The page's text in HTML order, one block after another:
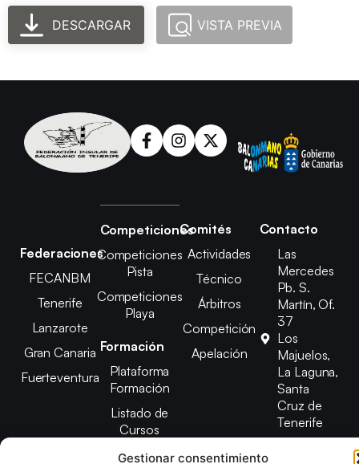
Gestionar consentimiento
DESCARGAR VISTA PREVIA
Federaciones
FECANBM
Tenerife
Lanzarote
Gran Canaria
Fuerteventura
Competiciones
Competiciones
Pista
Competiciones
Playa
Formación
Plataforma
Formación
Listado de
Cursos
Comités
Actividades
Técnico
Árbitros
Competición
Apelación
Contacto
Las
Mercedes
Pb. S.
Martín, Of.
37
Los
Majuelos,
La Laguna,
Santa
Cruz de
Tenerife